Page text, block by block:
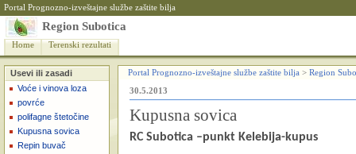
Portal Prognozno-izveštajne službe zaštite bilja
Region Subotica
Home Terenski rezultati
Usevi ili zasadi
Voće i vinova loza
povrće
polifagne štetočine
Kupusna sovica
Repin buvač
Portal Prognozno-izveštajne službe zaštite bilja > Region
30.5.2013
Kupusna sovica
RC Subotica –punkt Kelebija-kupus